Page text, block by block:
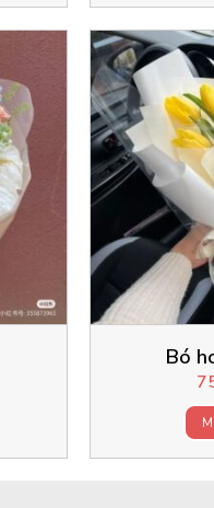
Bó